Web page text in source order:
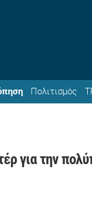
Πολιτισμός
για την